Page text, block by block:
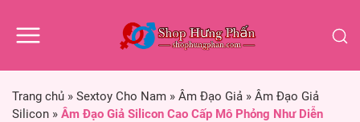
Trang chủ » Sextoy Cho Nam » Âm Đạo Giả » Âm Đạo Giả
Silicon » Âm Đạo Giả Silicon Cao Cấp Mô Phỏng Như Diễn